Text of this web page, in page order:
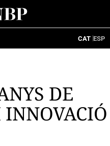
CAT ESP
DE